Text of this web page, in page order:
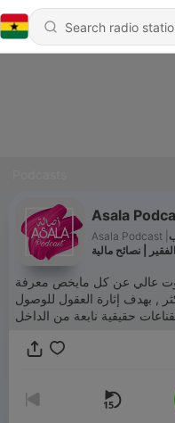
| نصائح مالية
عالي عن كل مايخص معرفة
, بهدف إثارة العقول للوصول